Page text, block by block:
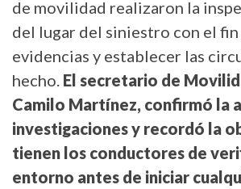
de movilidad realizaron la
del lugar del siniestro con el
evidencias y establecer las
hecho. El secretario de
Camilo Martínez, confirmó la
investigaciones y recordó la
tienen los conductores de
entorno antes de iniciar